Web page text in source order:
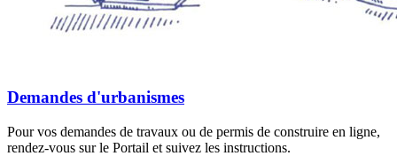
Demandes d'urbanismes
Pour vos demandes de travaux ou de permis de construire en ligne,
rendez-vous sur le Portail et suivez les instructions.